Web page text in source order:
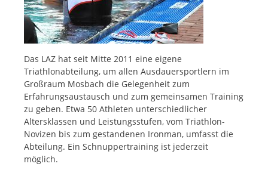
Das LAZ hat seit Mitte 2011 eine eigene
Triathlonabteilung, um allen Ausdauersportlern im
Großraum Mosbach die Gelegenheit zum
Erfahrungsaustausch und zum gemeinsamen Training
zu geben. Etwa 50 Athleten unterschiedlicher
Altersklassen und Leistungsstufen, vom Triathlon-
Novizen bis zum gestandenen Ironman, umfasst die
Abteilung. Ein Schnuppertraining ist jederzeit
möglich.